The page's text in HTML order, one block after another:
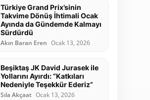
Türkiye Grand Prix’sinin
Takvime Dönüş İhtimali Ocak
Ayında da Gündemde Kalmayı
Sürdürdü
Akın Baran Eren Ocak 13, 2026
Beşiktaş JK David Jurasek ile
Yollarını Ayırdı: “Katkıları
Nedeniyle Teşekkür Ederiz”
Sıla Akçaat Ocak 13, 2026